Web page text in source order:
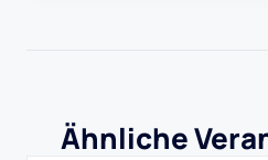
Ähnliche